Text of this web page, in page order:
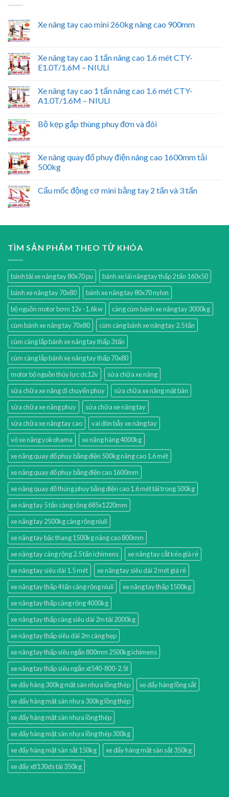
Xe nâng tay cao mini 260kg nâng cao 900mm
Xe nâng tay cao 1 tấn nâng cao 1.6 mét CTY-
E1.0T/1.6M – NIULI
Xe nâng tay cao 1 tấn nâng cao 1.6 mét CTY-
A1.0T/1.6M – NIULI
Bộ kẹp gắp thùng phuy đơn và đôi
Xe nâng quay đổ phuy điện nâng cao 1600mm tải
500kg
Cẩu mốc động cơ mini bằng tay 2 tấn và 3 tấn
TÌM SẢN PHẨM THEO TỪ KHÓA
bánh tải xe nâng tay 80x70 pu
bánh xe lái nâng tay thấp 2 tấn 160x50
bánh xe nâng tay 70x80
bánh xe nâng tay 80x70 nylon
bộ nguồn motor bơm 12v -1.6kw
càng cùm bánh xe nâng tay 3000kg
cùm bánh xe nâng tay 70x80
cùm càng bánh xe nâng tay 2.5 tấn
cùm càng lắp bánh xe nâng tay thấp 3 tấn
cùm càng lắp bánh xe nâng tay thấp 70x80
motor bộ nguồn thủy lực dc12v
sửa chữa xe nâng
sửa chữa xe nâng di chuyển phuy
sửa chữa xe nâng mặt bàn
sửa chữa xe nâng phuy
sửa chữa xe nâng tay
sửa chữa xe nâng tay cao
vai đòn bẫy xe nâng tay
vỏ xe nâng yokohama
xe nâng hàng 4000kg
xe nâng quay đổ phuy bằng điện 500kg nâng cao 1.6 mét
xe nâng quay đổ phuy bằng điện cao 1600mm
xe nâng quay đổ thùng phuy bằng điện cao 1.6 mét tải trọng 500kg
xe nâng tay 5 tấn càng rộng 685x1220mm
xe nâng tay 2500kg càng rộng niuli
xe nâng tay bậc thang 1500kg nâng cao 800mm
xe nâng tay càng rộng 2.5 tấn ichimens
xe nâng tay cắt kéo giá rẻ
xe nâng tay siêu dài 1.5 mét
xe nâng tay siêu dài 2 mét giá rẻ
xe nâng tay thấp 4 tấn càng rộng niuli
xe nâng tay thấp 1500kg
xe nâng tay thấp càng rộng 4000kg
xe nâng tay thấp càng siêu dài 2m tải 2000kg
xe nâng tay thấp siêu dài 2m càng hẹp
xe nâng tay thấp siêu ngắn 800mm 2500kg ichimens
xe nâng tay thấp siêu ngắn xt540-800-2.5t
xe đẩy hàng 300kg mặt sàn nhựa lồng thép
xe đẩy hàng lồng sắt
xe đẩy hàng mặt sàn nhựa 300kg lồng thép
xe đẩy hàng mặt sàn nhựa lồng thép
xe đẩy hàng mặt sàn nhựa lồng thép 300kg
xe đẩy hàng mặt sàn sắt 150kg
xe đẩy hàng mặt sàn sắt 350kg
xe đẩy xtl130ds tải 350kg